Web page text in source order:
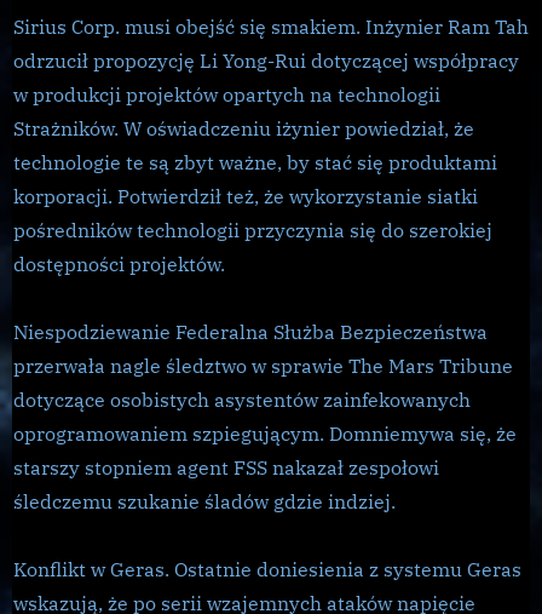
Sirius Corp. musi obejść się smakiem. Inżynier Ram Tah
odrzucił propozycję Li Yong-Rui dotyczącej współpracy
w produkcji projektów opartych na technologii
Strażników. W oświadczeniu iżynier powiedział, że
technologie te są zbyt ważne, by stać się produktami
korporacji. Potwierdził też, że wykorzystanie siatki
pośredników technologii przyczynia się do szerokiej
dostępności projektów.
Niespodziewanie Federalna Służba Bezpieczeństwa
przerwała nagle śledztwo w sprawie The Mars Tribune
dotyczące osobistych asystentów zainfekowanych
oprogramowaniem szpiegującym. Domniemywa się, że
starszy stopniem agent FSS nakazał zespołowi
śledczemu szukanie śladów gdzie indziej.
Konflikt w Geras. Ostatnie doniesienia z systemu Geras
wskazują, że po serii wzajemnych ataków napięcie